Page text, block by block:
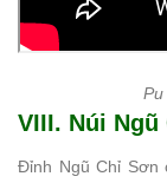
VIII. Núi Ngũ
Đỉnh Ngũ Chỉ Sơn